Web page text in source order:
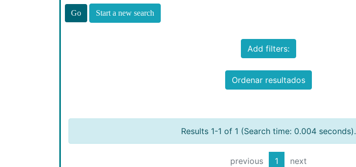
Start a new search
Add filters:
Ordenar resultados
Results 1-1 of 1 (Search time: 0.004 seconds).
previous 1 next